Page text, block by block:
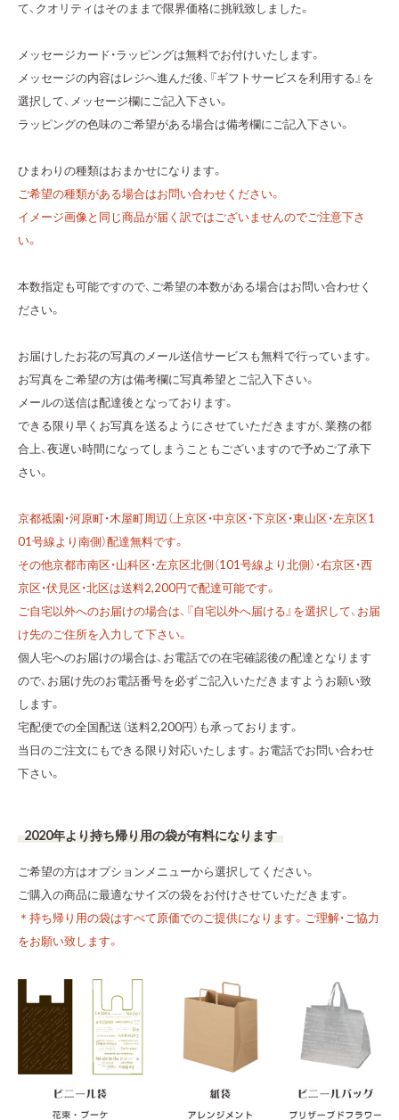
て、クオリティはそのままで限界価格に挑戦致しました。
メッセージカード・ラッピングは無料でお付けいたします。
メッセージの内容はレジへ進んだ後、『ギフトサービスを利用する』を
選択して、メッセージ欄にご記入下さい。
ラッピングの色味のご希望がある場合は備考欄にご記入下さい。
ひまわりの種類はおまかせになります。
ご希望の種類がある場合はお問い合わせください。
イメージ画像と同じ商品が届く訳ではございませんのでご注意下さ
い。
本数指定も可能ですので、ご希望の本数がある場合はお問い合わせく
ださい。
お届けしたお花の写真のメール送信サービスも無料で行っています。
お写真をご希望の方は備考欄に写真希望とご記入下さい。
メールの送信は配達後となっております。
できる限り早くお写真を送るようにさせていただきますが、業務の都
合上、夜遅い時間になってしまうこともございますので予めご了承下
さい。
京都祗園・河原町・木屋町周辺（上京区・中京区・下京区・東山区・左京区1
01号線より南側）配達無料です。
その他京都市南区・山科区・左京区北側（101号線より北側）・右京区・西
京区・伏見区・北区は送料2,200円で配達可能です。
ご自宅以外へのお届けの場合は、『自宅以外へ届ける』を選択して、お届
け先のご住所を入力して下さい。
個人宅へのお届けの場合は、お電話での在宅確認後の配達となります
ので、お届け先のお電話番号を必ずご記入いただきますようお願い致
します。
宅配便での全国配送（送料2,200円）も承っております。
当日のご注文にもできる限り対応いたします。お電話でお問い合わせ
下さい。
2020年より持ち帰り用の袋が有料になります
ご希望の方はオプションメニューから選択してください。
ご購入の商品に最適なサイズの袋をお付けさせていただきます。
＊持ち帰り用の袋はすべて原価でのご提供になります。ご理解・ご協力
をお願い致します。